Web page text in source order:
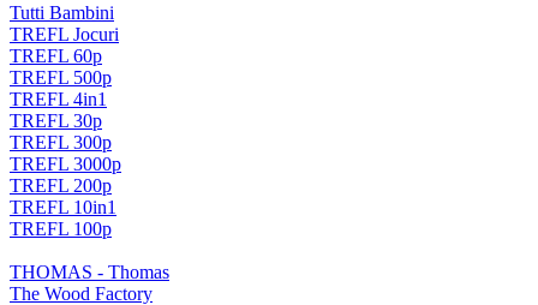
Tutti Bambini
TREFL Jocuri
TREFL 60p
TREFL 500p
TREFL 4in1
TREFL 30p
TREFL 300p
TREFL 3000p
TREFL 200p
TREFL 10in1
TREFL 100p
THOMAS - Thomas
The Wood Factory